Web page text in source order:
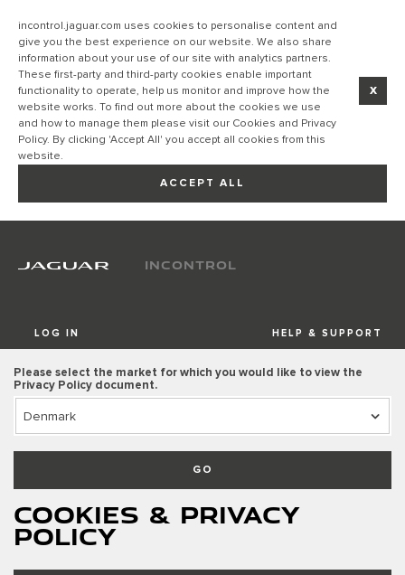
incontrol.jaguar.com uses cookies to personalise content and
give you the best experience on our website. We also share
information about your use of our site with analytics partners.
These first-party and third-party cookies enable important
functionality to operate, help us monitor and improve how the
website works. To find out more about the cookies we use
and how to manage them please visit our Cookies and Privacy
Policy. By clicking 'Accept All' you accept all cookies from this
website.
x
ACCEPT ALL
INCONTROL
LOG IN HELP & SUPPORT
Please select the market for which you would like to view the
Privacy Policy document.
Denmark
GO
Cookies & Privacy
Policy